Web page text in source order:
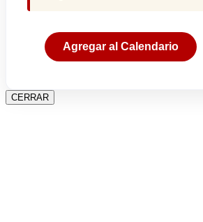
Agregar al Calendario
CERRAR